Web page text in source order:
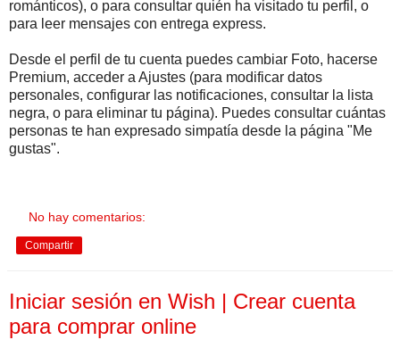
románticos), o para consultar quién ha visitado tu perfil, o
para leer mensajes con entrega express.
Desde el perfil de tu cuenta puedes cambiar Foto, hacerse
Premium, acceder a Ajustes (para modificar datos
personales, configurar las notificaciones, consultar la lista
negra, o para eliminar tu página). Puedes consultar cuántas
personas te han expresado simpatía desde la página "Me
gustas".
No hay comentarios:
Compartir
Iniciar sesión en Wish | Crear cuenta
para comprar online